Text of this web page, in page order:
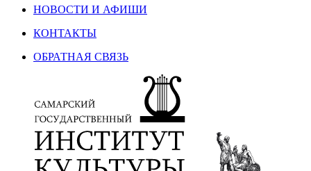
НОВОСТИ И АФИШИ
КОНТАКТЫ
ОБРАТНАЯ СВЯЗЬ